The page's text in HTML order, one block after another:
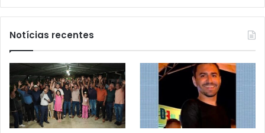
Notícias recentes